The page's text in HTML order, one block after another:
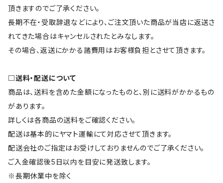
頂きますのでご了承ください。
長期不在・受取辞退などにより、ご注文頂いた商品が当店に返送さ
れてきた場合はキャンセルされたとみなします。
その場合、返送にかかる諸費用はお客様負担とさせて頂きます。
□送料・配送について
商品は、送料を含めた金額になったものと、別に送料がかかるもの
があります。
詳しくは各商品の送料をご確認ください。
配送は基本的にヤマト運輸にて対応させて頂きます。
配送会社のご指定はお受けしておりませんのでご了承ください。
ご入金確認後5日以内を目安に発送致します。
※長期休業中を除く